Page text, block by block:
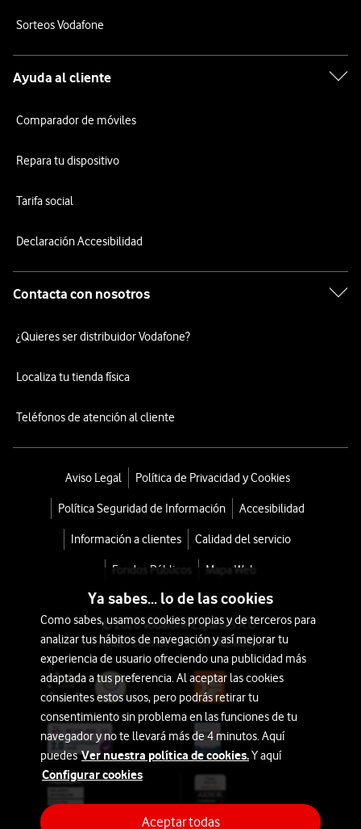
Sorteos Vodafone
Ayuda al cliente
Comparador de móviles
Repara tu dispositivo
Tarifa social
Declaración Accesibilidad
Contacta con nosotros
¿Quieres ser distribuidor Vodafone?
Localiza tu tienda física
Teléfonos de atención al cliente
Aviso Legal Política de Privacidad y Cookies
Política Seguridad de Información Accesibilidad
Información a clientes Calidad del servicio
Fondos Públicos Mapa Web
© 2026 Vodafone España S.A.U.
Avda. América 115, 28042 Madrid
Ya sabes... lo de las cookies
Como sabes, usamos cookies propias y de terceros para
analizar tus hábitos de navegación y así mejorar tu
experiencia de usuario ofreciendo una publicidad más
adaptada a tus preferencia. Al aceptar las cookies
consientes estos usos, pero podrás retirar tu
consentimiento sin problema en las funciones de tu
navegador y no te llevará más de 4 minutos. Aquí
puedesVer nuestra política de cookies.Y aquí
Configurar cookies
Aceptar todas